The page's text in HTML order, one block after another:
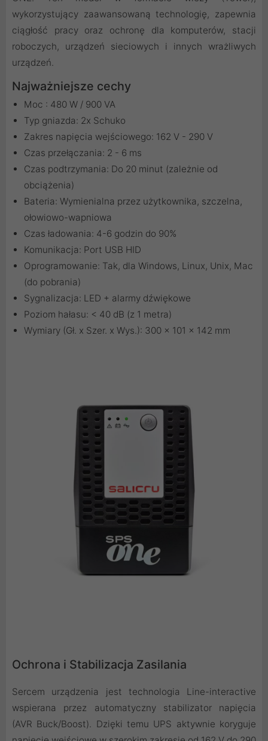
wykorzystujący zaawansowaną technologię, zapewnia
ciągłość pracy oraz ochronę dla komputerów, stacji
roboczych, urządzeń sieciowych i innych wrażliwych
urządzeń.
Najważniejsze cechy
Moc : 480 W / 900 VA
Typ gniazda: 2x Schuko
Zakres napięcia wejściowego: 162 V - 290 V
Czas przełączania: 2 - 6 ms
Czas podtrzymania: Do 20 minut (zależnie od
obciążenia)
Bateria: Wymienialna przez użytkownika, szczelna,
ołowiowo-wapniowa
Czas ładowania: 4-6 godzin do 90%
Komunikacja: Port USB HID
Oprogramowanie: Tak, dla Windows, Linux, Unix, Mac
(do pobrania)
Sygnalizacja: LED + alarmy dźwiękowe
Poziom hałasu: < 40 dB (z 1 metra)
Wymiary (Gł. x Szer. x Wys.): 300 x 101 x 142 mm
Ochrona i Stabilizacja Zasilania
Sercem urządzenia jest technologia Line-interactive
wspierana przez automatyczny stabilizator napięcia
(AVR Buck/Boost). Dzięki temu UPS aktywnie koryguje